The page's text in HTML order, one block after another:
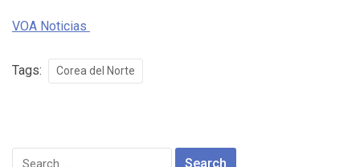
VOA Noticias
Tags: Corea del Norte
Search